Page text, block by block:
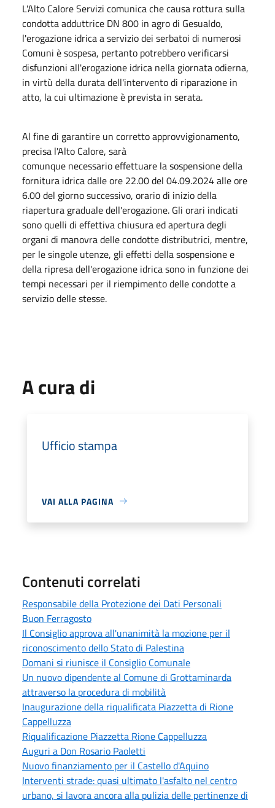
L'Alto Calore Servizi comunica che causa rottura sulla
condotta adduttrice DN 800 in agro di Gesualdo,
l'erogazione idrica a servizio dei serbatoi di numerosi
Comuni è sospesa, pertanto potrebbero verificarsi
disfunzioni all'erogazione idrica nella giornata odierna,
in virtù della durata dell'intervento di riparazione in
atto, la cui ultimazione è prevista in serata.
Al fine di garantire un corretto approvvigionamento,
precisa l'Alto Calore, sarà
comunque necessario effettuare la sospensione della
fornitura idrica dalle ore 22.00 del 04.09.2024 alle ore
6.00 del giorno successivo, orario di inizio della
riapertura graduale dell'erogazione. Gli orari indicati
sono quelli di effettiva chiusura ed apertura degli
organi di manovra delle condotte distributrici, mentre,
per le singole utenze, gli effetti della sospensione e
della ripresa dell'erogazione idrica sono in funzione dei
tempi necessari per il riempimento delle condotte a
servizio delle stesse.
A cura di
Ufficio stampa
VAI ALLA PAGINA
Contenuti correlati
Responsabile della Protezione dei Dati Personali
Buon Ferragosto
Il Consiglio approva all'unanimità la mozione per il
riconoscimento dello Stato di Palestina
Domani si riunisce il Consiglio Comunale
Un nuovo dipendente al Comune di Grottaminarda
attraverso la procedura di mobilità
Inaugurazione della riqualificata Piazzetta di Rione
Cappelluzza
Riqualificazione Piazzetta Rione Cappelluzza
Auguri a Don Rosario Paoletti
Nuovo finanziamento per il Castello d'Aquino
Interventi strade: quasi ultimato l'asfalto nel centro
urbano, si lavora ancora alla pulizia delle pertinenze di